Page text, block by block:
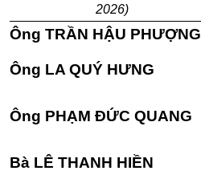
2026)
Ông TRẦN HẬU PHƯỢNG
Ông LA QUÝ HƯNG
Ông PHẠM ĐỨC QUANG
Bà LÊ THANH HIỀN